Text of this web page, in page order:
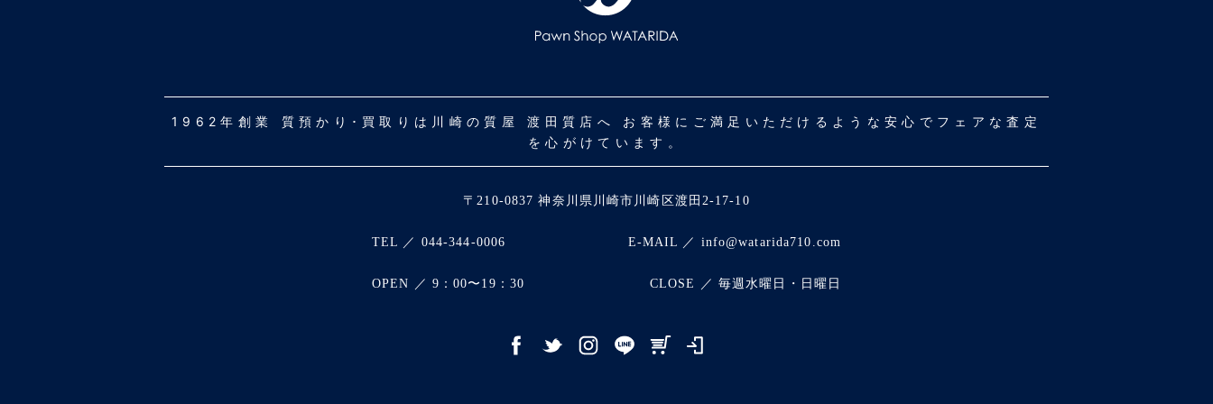
1962年創業 質預かり･買取りは川崎の質屋 渡田質店へ お客様にご満足いただけるような安心でフェアな査定
を心がけています。
〒210-0837 神奈川県川崎市川崎区渡田2-17-10
TEL ／ 044-344-0006 E-MAIL ／ info@watarida710.com
OPEN ／ 9：00〜19：30 CLOSE ／ 毎週水曜日・日曜日